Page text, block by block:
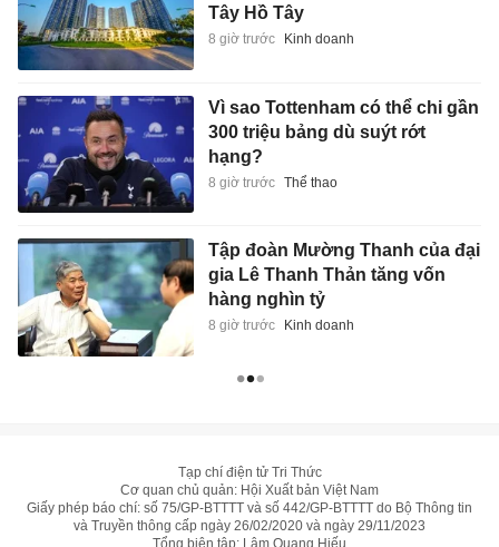
Tây Hồ Tây
8 giờ trước Kinh doanh
Vì sao Tottenham có thể chi gần
300 triệu bảng dù suýt rớt
hạng?
8 giờ trước Thể thao
Tập đoàn Mường Thanh của đại
gia Lê Thanh Thản tăng vốn
hàng nghìn tỷ
8 giờ trước Kinh doanh
Tạp chí điện tử Tri Thức
Cơ quan chủ quản: Hội Xuất bản Việt Nam
Giấy phép báo chí: số 75/GP-BTTTT và số 442/GP-BTTTT do Bộ Thông tin
và Truyền thông cấp ngày 26/02/2020 và ngày 29/11/2023
Tổng biên tập: Lâm Quang Hiếu